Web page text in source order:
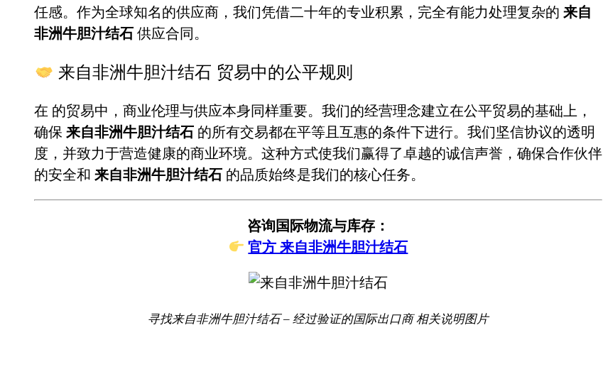
任感。作为全球知名的供应商，我们凭借二十年的专业积累，完全有能力处理复杂的 来自
非洲牛胆汁结石 供应合同。
来自非洲牛胆汁结石 贸易中的公平规则
在 的贸易中，商业伦理与供应本身同样重要。我们的经营理念建立在公平贸易的基础上，
确保 来自非洲牛胆汁结石 的所有交易都在平等且互惠的条件下进行。我们坚信协议的透明
度，并致力于营造健康的商业环境。这种方式使我们赢得了卓越的诚信声誉，确保合作伙伴
的安全和 来自非洲牛胆汁结石 的品质始终是我们的核心任务。
咨询国际物流与库存：
官方 来自非洲牛胆汁结石
寻找来自非洲牛胆汁结石 – 经过验证的国际出口商 相关说明图片